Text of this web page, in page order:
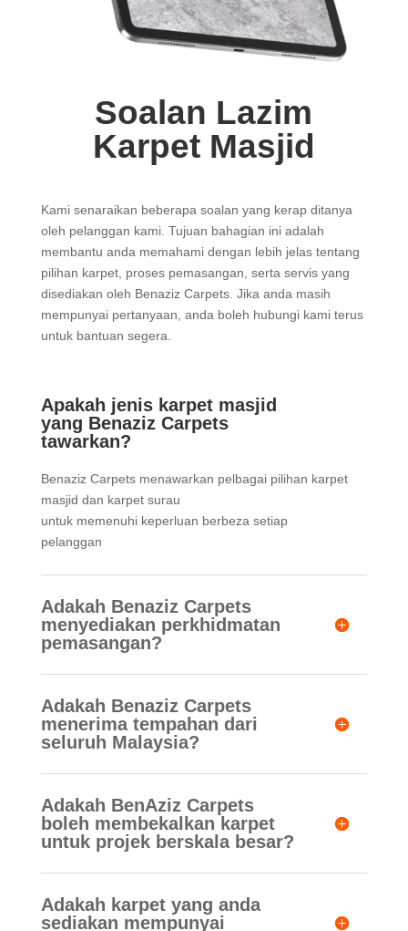
Soalan Lazim
Karpet Masjid
Kami senaraikan beberapa soalan yang kerap ditanya
oleh pelanggan kami. Tujuan bahagian ini adalah
membantu anda memahami dengan lebih jelas tentang
pilihan karpet, proses pemasangan, serta servis yang
disediakan oleh Benaziz Carpets. Jika anda masih
mempunyai pertanyaan, anda boleh hubungi kami terus
untuk bantuan segera.
Apakah jenis karpet masjid
yang Benaziz Carpets
tawarkan?
Benaziz Carpets menawarkan pelbagai pilihan karpet
masjid dan karpet surau
untuk memenuhi keperluan berbeza setiap
pelanggan
Adakah Benaziz Carpets
menyediakan perkhidmatan
pemasangan?
Adakah Benaziz Carpets
menerima tempahan dari
seluruh Malaysia?
Adakah BenAziz Carpets
boleh membekalkan karpet
untuk projek berskala besar?
Adakah karpet yang anda
sediakan mempunyai